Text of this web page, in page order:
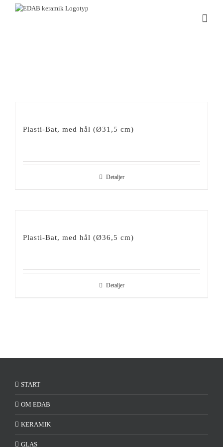
Fortsätt
Plasti-Bat, med hål (Ø31,5 cm)
Detaljer
Plasti-Bat, med hål (Ø36,5 cm)
Detaljer
START
OM EDAB
KERAMIK
GLAS